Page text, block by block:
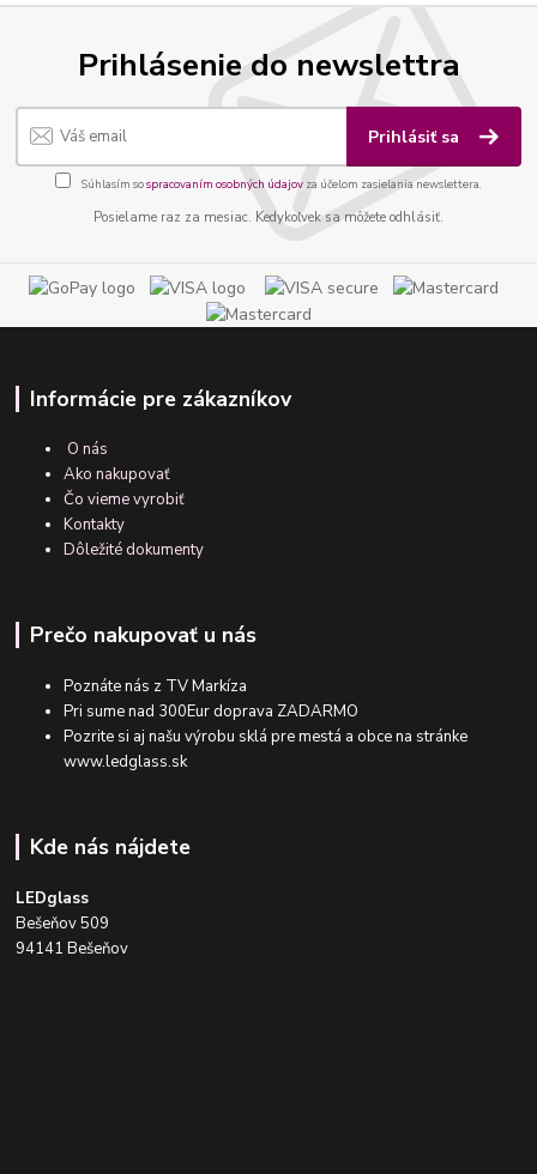
Prihlásenie do newslettra
Prihlásiť sa
Súhlasím sospracovaním osobných údajov za účelom zasielania newslettera.
Posielame raz za mesiac. Kedykoľvek sa môžete odhlásiť.
Informácie pre zákazníkov
O nás
Ako nakupovať
Čo vieme vyrobiť
Kontakty
Dôležité dokumenty
Prečo nakupovať u nás
Poznáte nás z TV Markíza
Pri sume nad 300Eur doprava ZADARMO
Pozrite si aj našu výrobu sklá pre mestá a obce na stránke
www.ledglass.sk
Kde nás nájdete
LEDglass
Bešeňov 509
94141 Bešeňov